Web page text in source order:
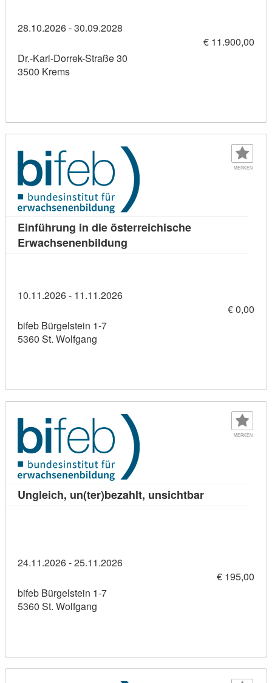
28.10.2026 - 30.09.2028
€ 11.900,00
Dr.-Karl-Dorrek-Straße 30
3500 Krems
MERKEN
Einführung in die österreichische
Erwachsenenbildung
10.11.2026 - 11.11.2026
€ 0,00
bifeb Bürgelstein 1-7
5360 St. Wolfgang
MERKEN
Ungleich, un(ter)bezahlt, unsichtbarKursdetail:
24.11.2026 - 25.11.2026
€ 195,00
bifeb Bürgelstein 1-7
5360 St. Wolfgang